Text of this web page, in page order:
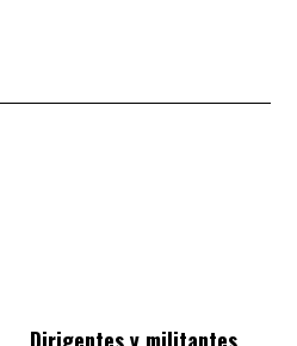
Dirigentes y militantes